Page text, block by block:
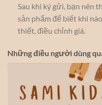
Sau khi ký gửi, bạn nên
sản phẩm để biết khi
thiết, điều chỉnh giá.
Những điều người dùng